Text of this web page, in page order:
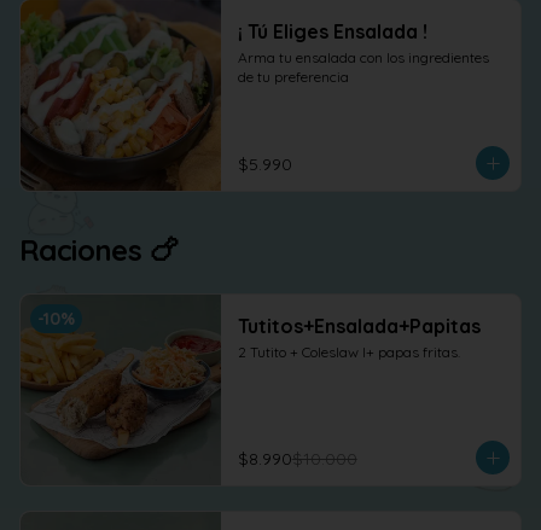
¡ Tú Eliges Ensalada !
Arma tu ensalada con los ingredientes
de tu preferencia
$5.990
Raciones 🍗
-10% Tutitos+Ensalada+Papitas
2 Tutito + Coleslaw l+ papas fritas.
$8.990$10.000